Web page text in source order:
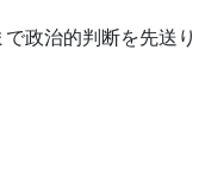
政治的判断を先送り